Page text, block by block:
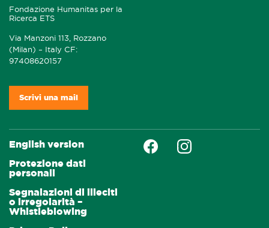
Fondazione Humanitas per la
Ricerca ETS
Via Manzoni 113, Rozzano
(Milan) – Italy CF:
97408620157
Scrivi una mail
English version
Protezione dati
personali
Segnalazioni di illeciti
o irregolarità –
Whistleblowing
FaceboockInstagram